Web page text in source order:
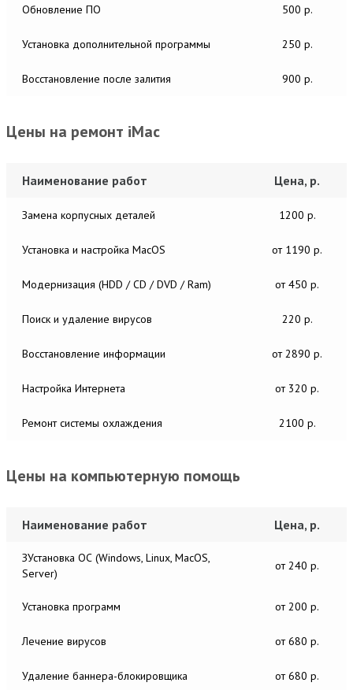
Обновление ПО 500 р.
Установка дополнительной программы 250 р.
Восстановление после залития 900 р.
Цены на ремонт iMac
Наименование работ Цена, р.
Замена корпусных деталей 1200 р.
Установка и настройка MacОS от 1190 р.
Модернизация (HDD / CD / DVD / Ram) от 450 р.
Поиск и удаление вирусов 220 р.
Восстановление информации от 2890 р.
Настройка Интернета от 320 р.
Ремонт системы охлаждения 2100 р.
Цены на компьютерную помощь
Наименование работ Цена, р.
ЗУстановка ОС (Windows, Linux, MacOS,
Server)
от 240 р.
Установка программ от 200 р.
Лечение вирусов от 680 р.
Удаление баннера-блокировщика от 680 р.